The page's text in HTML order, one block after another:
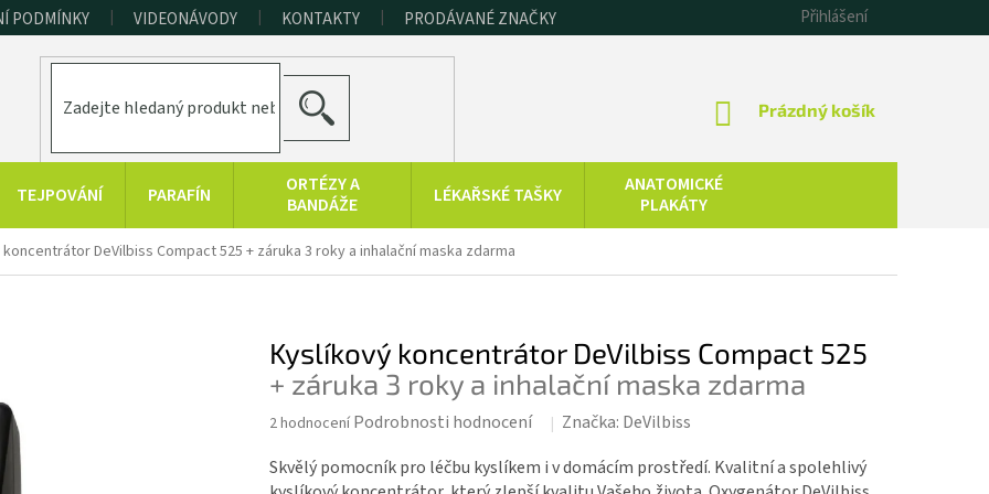
PODMÍNKY VIDEONÁVODY KONTAKTY PRODÁVANÉ ZNAČKY Přihlášení
HLEDAT
NÁKUPNÍ
Prázdný košík
TEJPOVÁNÍ PARAFÍN
ORTÉZY A
BANDÁŽE
LÉKAŘSKÉ TAŠKY
ANATOMICKÉ
PLAKÁTY
POMŮCKY
SPORT A
FITNESS
RAŠELINOVÉ
VÝROBKY
TERAPIE
MRTVÉHO MOŘE
ZLATO, ZINEK
TECHNIKA
DeVilbiss Compact 525 + záruka 3 roky a inhalační maska zdarma
Kyslíkový koncentrátor DeVilbiss Compact 525
+ záruka 3 roky a inhalační maska zdarma
Průměrné
produktu
je
2 hodnocení Podrobnosti hodnocení Značka: DeVilbiss
Skvělý pomocník pro léčbu kyslíkem i v domácím prostředí. Kvalitní a spolehlivý